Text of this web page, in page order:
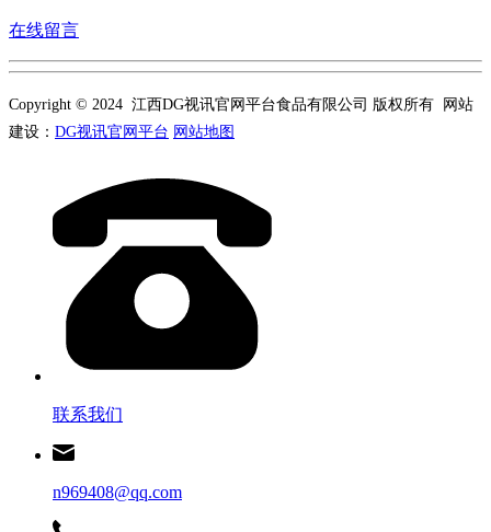
在线留言
Copyright © 2024 江西DG视讯官网平台食品有限公司 版权所有 网站
建设： DG视讯官网平台 网站地图
联系我们
n969408@qq.com